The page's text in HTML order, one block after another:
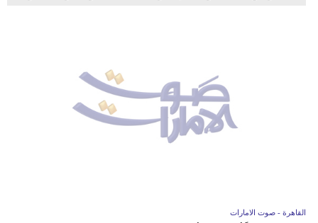
القاهرة - صوت الامارات